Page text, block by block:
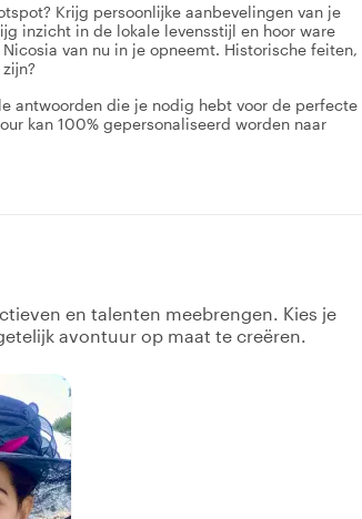
Krijg persoonlijke aanbevelingen van je
inzicht in de lokale levensstijl en hoor ware
van nu in je opneemt. Historische feiten,
antwoorden die je nodig hebt voor de perfecte
kan 100% gepersonaliseerd worden naar
en talenten meebrengen. Kies je
avontuur op maat te creëren.